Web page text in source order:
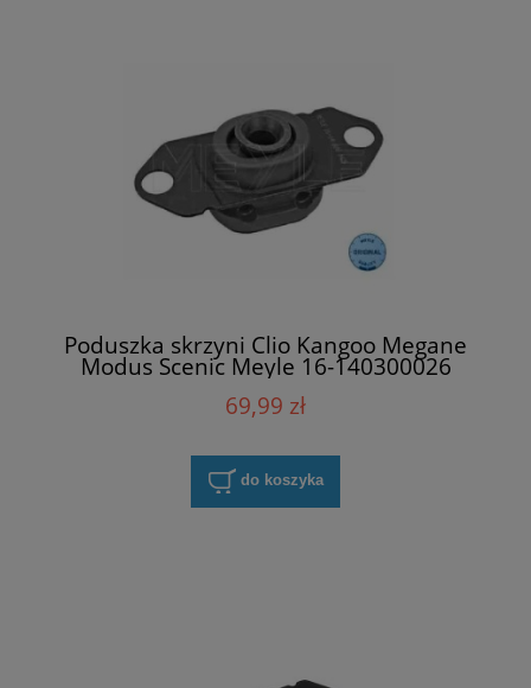
Poduszka skrzyni Clio Kangoo Megane
Modus Scenic Meyle 16-140300026
69,99 zł
do koszyka